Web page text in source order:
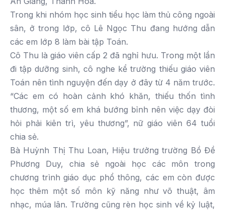
Trong khi nhóm học sinh tiểu học làm thủ công ngoài
sân, ở trong lớp, cô Lê Ngọc Thu đang hướng dẫn
các em lớp 8 làm bài tập Toán.
Cô Thu là giáo viên cấp 2 đã nghỉ hưu. Trong một lần
đi tập dưỡng sinh, cô nghe kể trường thiếu giáo viên
Toán nên tình nguyện đến dạy ở đây từ 4 năm trước.
“Các em có hoàn cảnh khó khăn, thiếu thốn tình
thương, một số em khá bướng bỉnh nên việc dạy đòi
hỏi phải kiên trì, yêu thương”, nữ giáo viên 64 tuổi
chia sẻ.
Bà Huỳnh Thị Thu Loan, Hiệu trưởng trường Bồ Đề
Phương Duy, chia sẻ ngoài học các môn trong
chương trình giáo dục phổ thông, các em còn được
học thêm một số môn kỹ năng như võ thuật, âm
nhạc, múa lân. Trường cũng rèn học sinh về kỷ luật,